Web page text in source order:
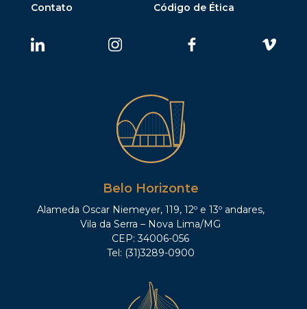
Contato
Código de Ética
Belo Horizonte
Alameda Oscar Niemeyer, 119, 12º e 13º andares,
Vila da Serra – Nova Lima/MG
CEP: 34006-056
Tel: (31)3289-0900